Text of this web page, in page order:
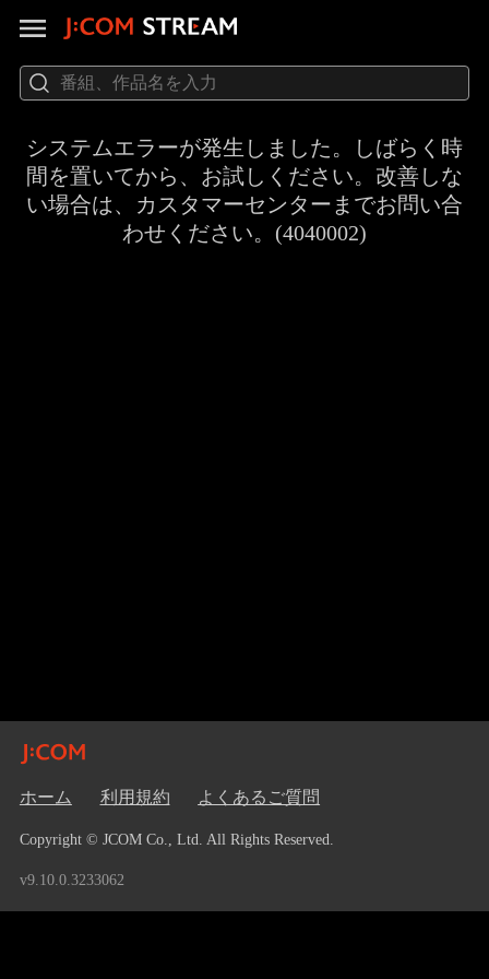
システムエラーが発生しました。しばらく時
間を置いてから、お試しください。改善しな
い場合は、カスタマーセンターまでお問い合
わせください。(4040002)
ホーム 利用規約 よくあるご質問
Copyright © JCOM Co., Ltd. All Rights Reserved.
v9.10.0.3233062